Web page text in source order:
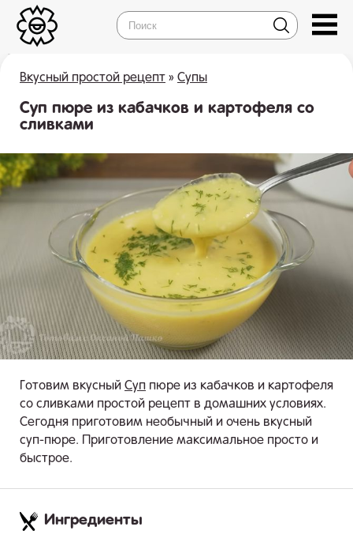
Вкусный простой рецепт » Супы
Суп пюре из кабачков и картофеля со
сливками
Готовим вкусный Суп пюре из кабачков и картофеля
со сливками простой рецепт в домашних условиях.
Сегодня приготовим необычный и очень вкусный
суп-пюре. Приготовление максимальное просто и
быстрое.
Ингредиенты